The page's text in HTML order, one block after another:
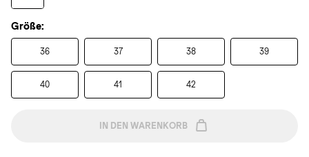
Größe:
36 37 38 39
40 41 42
IN DEN WARENKORB